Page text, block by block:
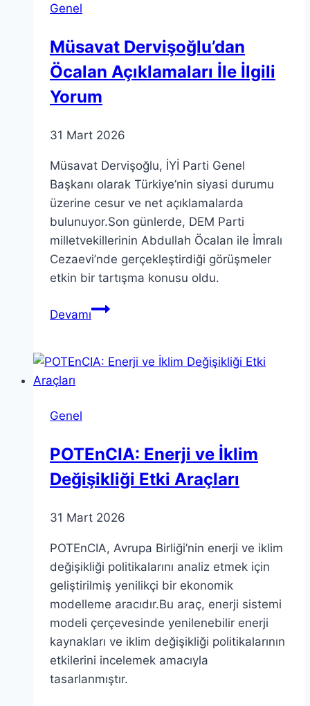
Genel
Müsavat Dervişoğlu’dan
Öcalan Açıklamaları İle İlgili
Yorum
31 Mart 2026
Müsavat Dervişoğlu, İYİ Parti Genel
Başkanı olarak Türkiye’nin siyasi durumu
üzerine cesur ve net açıklamalarda
bulunuyor.Son günlerde, DEM Parti
milletvekillerinin Abdullah Öcalan ile İmralı
Cezaevi’nde gerçekleştirdiği görüşmeler
etkin bir tartışma konusu oldu.
DevamıMüsavat
Açıklamaları
Genel
POTEnCIA: Enerji ve İklim
Değişikliği Etki Araçları
31 Mart 2026
POTEnCIA, Avrupa Birliği’nin enerji ve iklim
değişikliği politikalarını analiz etmek için
geliştirilmiş yenilikçi bir ekonomik
modelleme aracıdır.Bu araç, enerji sistemi
modeli çerçevesinde yenilenebilir enerji
kaynakları ve iklim değişikliği politikalarının
etkilerini incelemek amacıyla
tasarlanmıştır.